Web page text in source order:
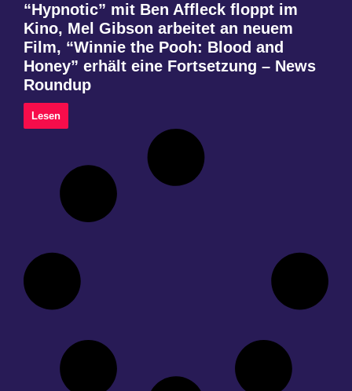
“Hypnotic” mit Ben Affleck floppt im
Kino, Mel Gibson arbeitet an neuem
Film, “Winnie the Pooh: Blood and
Honey” erhält eine Fortsetzung – News
Roundup
Lesen